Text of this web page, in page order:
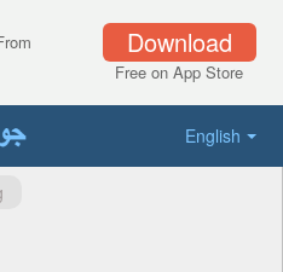
Download
Free on App Store
English